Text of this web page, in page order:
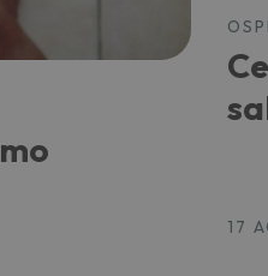
17